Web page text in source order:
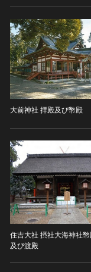
大前神社 拝殿及び幣殿
住吉大社 摂社大海神社
及び渡殿
鉄器 [朝鮮半
原三国・朝
原三国・朝
新羅 [朝鮮半
高麗 [朝鮮半
朝鮮 [朝鮮半
近現代 [朝鮮
旧石器 [中国]
新石器 [中国]
夏 [中国]
殷（商） [中
周 [中国]
春秋時代 [中
秦 [中国]
その他
彫刻
木像
金属像
石像
石膏像
その他
工芸品
金工
漆工
染織
陶磁
その他の美術
記録作成等
重要有形民俗
重要無形民俗
登録無形民俗
記録作成等
史跡
名勝
特別史跡
特別名勝
特別天然記念
重要文化的景
重要伝統的
選定保存技術
未指定
CC0
PDM
CC BY（表示
CC BY-SA（
CC BY-ND（
CC BY-NC（
CC BY-NC-
CC BY-NC-
IN
IN
EU孤児著作
IN
PERMITTED
IN
PERMITTED
IN
OR
20件で表示
連想検索
20件で表示